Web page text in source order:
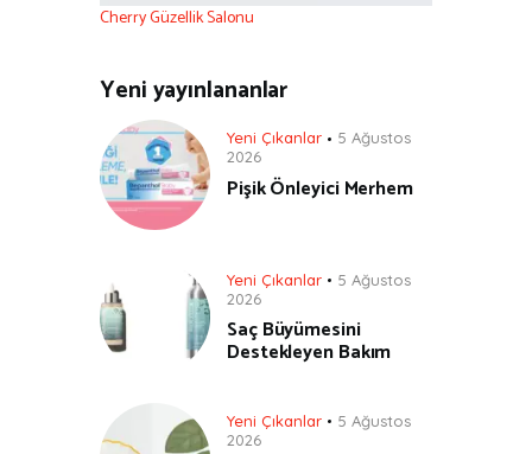
Cherry Güzellik Salonu
Yeni yayınlananlar
Yeni Çıkanlar
5 Ağustos
2026
Pişik Önleyici Merhem
Yeni Çıkanlar
5 Ağustos
2026
Saç Büyümesini
Destekleyen Bakım
Yeni Çıkanlar
5 Ağustos
2026